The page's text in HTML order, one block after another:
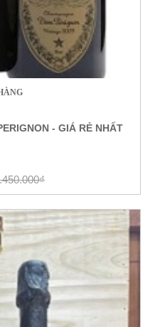
- GIÁ RẺ NHẤT